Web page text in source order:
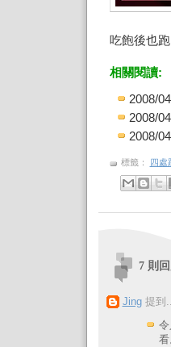
吃飽後也
相關閱讀:
2008/
2008/
2008/
標籤： 四處
7 則
Jing提到
看